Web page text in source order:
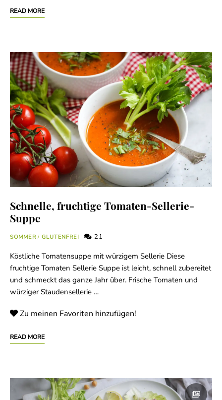
READ MORE
Schnelle, fruchtige Tomaten-Sellerie-
Suppe
SOMMER/ GLUTENFREI 21
Köstliche Tomatensuppe mit würzigem Sellerie Diese
fruchtige Tomaten Sellerie Suppe ist leicht, schnell zubereitet
und schmeckt das ganze Jahr über. Frische Tomaten und
würziger Staudensellerie …
Zu meinen Favoriten hinzufügen!
READ MORE